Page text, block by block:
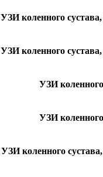
УЗИ коленного
УЗИ коленного
УЗИ
УЗИ
УЗИ коленного